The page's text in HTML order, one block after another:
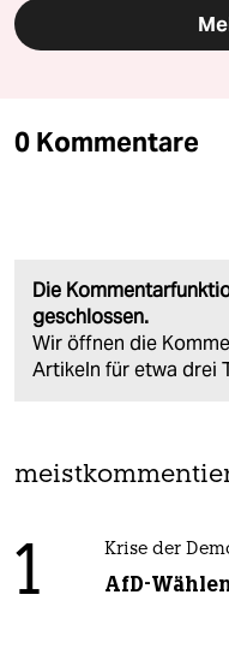
0 Kommentare
Die
geschlossen.
Wir öffnen die
Artikeln für etwa drei
1 Krise der
AfD-